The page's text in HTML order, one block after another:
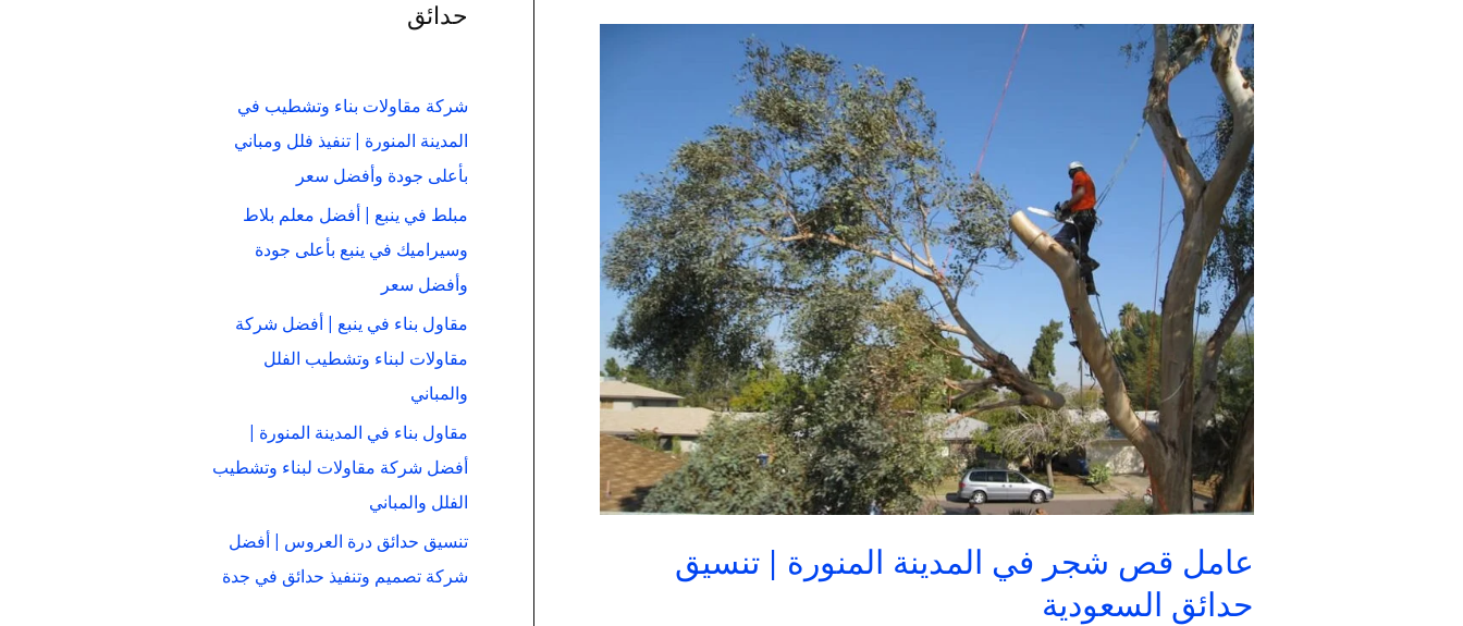
عامل قص شجر في المدينة المنورة | تنسيق
حدائق السعودية
عامل
قص
شجر
في
المدينة
المنورة
|
تنسيق
حدائق
السعودية
حدائق
شركة مقاولات بناء وتشطيب في
المدينة المنورة | تنفيذ فلل ومباني
بأعلى جودة وأفضل سعر
مبلط في ينبع | أفضل معلم بلاط
وسيراميك في ينبع بأعلى جودة
وأفضل سعر
مقاول بناء في ينبع | أفضل شركة
مقاولات لبناء وتشطيب الفلل
والمباني
مقاول بناء في المدينة المنورة |
أفضل شركة مقاولات لبناء وتشطيب
الفلل والمباني
تنسيق حدائق درة العروس | أفضل
شركة تصميم وتنفيذ حدائق في جدة